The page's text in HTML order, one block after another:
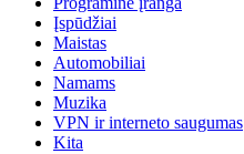
Įspūdžiai
Maistas
Automobiliai
Namams
Muzika
VPN ir interneto saugumas
Kita